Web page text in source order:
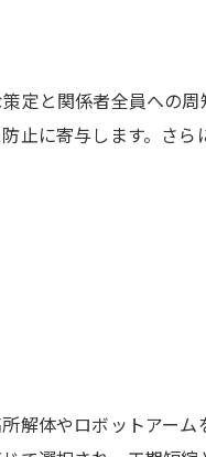
定と関係者全員への
止に寄与します。さら
解体やロボットアーム